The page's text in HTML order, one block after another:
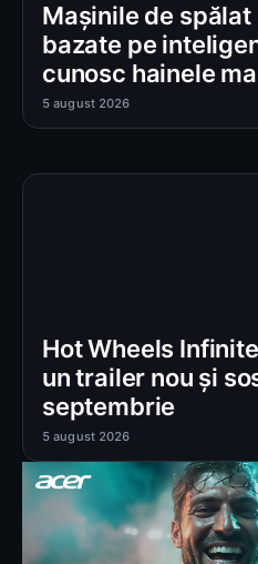
Mașinile de
bazate pe
cunosc hainele
5 august 2026
Hot Wheels
un trailer nou și
septembrie
5 august 2026